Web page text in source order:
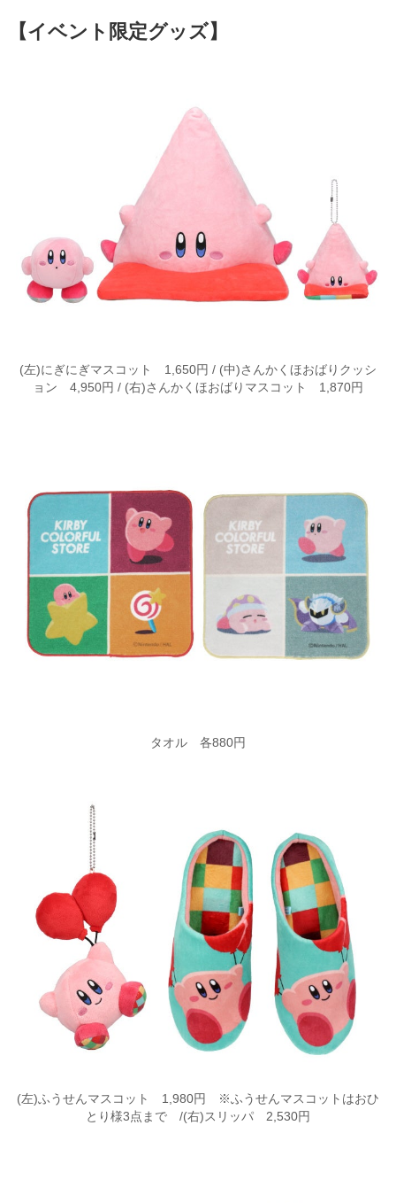
【イベント限定グッズ】
(左)にぎにぎマスコット 1,650円 / (中)さんかくほおばりクッシ
ョン 4,950円 / (右)さんかくほおばりマスコット 1,870円
タオル 各880円
(左)ふうせんマスコット 1,980円 ※ふうせんマスコットはおひ
とり様3点まで /(右)スリッパ 2,530円